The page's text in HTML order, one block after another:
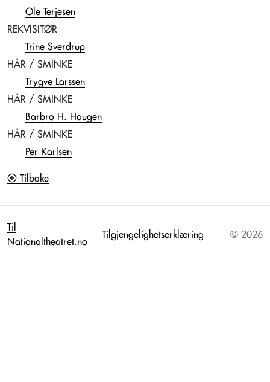
Ole Terjesen
REKVISITØR
Trine Sverdrup
HÅR / SMINKE
Trygve Larssen
HÅR / SMINKE
Barbro H. Haugen
HÅR / SMINKE
Per Karlsen
Tilbake
Til
Nationaltheatret.no
Tilgjengelighetserklæring © 2026